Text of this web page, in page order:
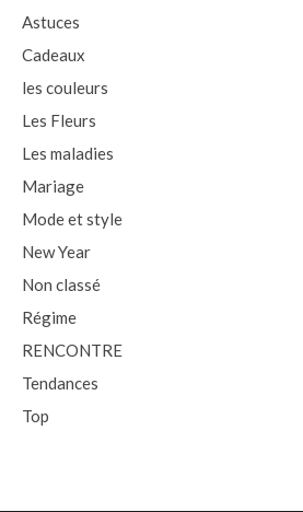
Astuces
Cadeaux
les couleurs
Les Fleurs
Les maladies
Mariage
Mode et style
New Year
Non classé
Régime
RENCONTRE
Tendances
Top